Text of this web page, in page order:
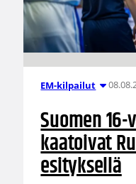
EM-kilpailut
Suomen
kaatoivat
esityksellä